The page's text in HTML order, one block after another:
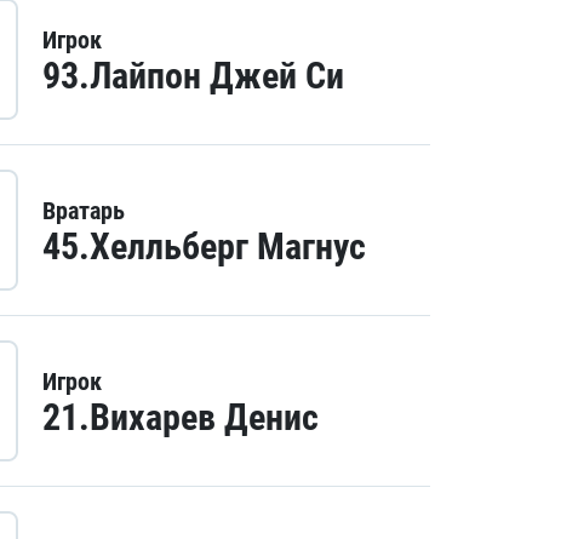
Игрок
93.Лайпон Джей Си
Вратарь
45.Хелльберг Магнус
Игрок
21.Вихарев Денис